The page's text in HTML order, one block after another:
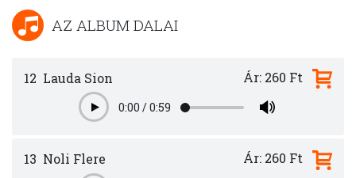
AZ ALBUM DALAI
12 Lauda Sion
Play0:00 /0:59
Ár: 260 Ft
13 Noli Flere Ár: 260 Ft